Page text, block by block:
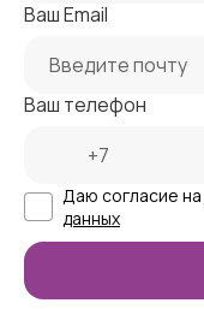
Ваш Email
Ваш телефон
Даю согласие на
данных